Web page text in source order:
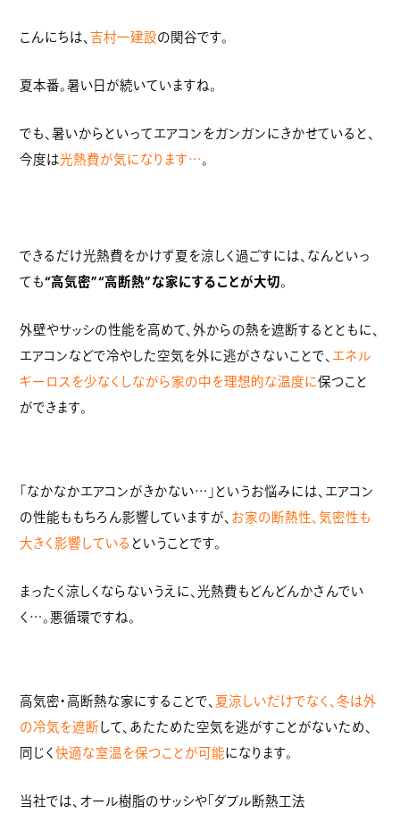
こんにちは、吉村一建設の関谷です。
夏本番。暑い日が続いていますね。
でも、暑いからといってエアコンをガンガンにきかせていると、
今度は光熱費が気になります… 。
できるだけ光熱費をかけず夏を涼しく過ごすには、なんといっ
ても“高気密”“高断熱”な家にすることが大切。
外壁やサッシの性能を高めて、外からの熱を遮断するとともに、
エアコンなどで冷やした空気を外に逃がさないことで、 エネル
ギーロスを少なくしながら家の中を理想的な温度に保つこと
ができます。
「なかなかエアコンがきかない…」というお悩みには、エアコン
の性能ももちろん影響していますが、 お家の断熱性、気密性も
大きく影響している ということです。
まったく涼しくならないうえに、光熱費もどんどんかさんでい
く…。悪循環ですね。
高気密・高断熱な家にすることで、 夏涼しいだけでなく、冬は外
の冷気を遮断 して、あたためた空気を逃がすことがないため、
同じく快適な室温を保つことが可能になります。
当社では、オール樹脂のサッシや「ダブル断熱工法